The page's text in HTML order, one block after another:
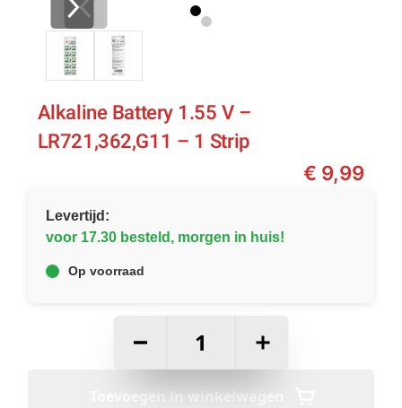
Alkaline Battery 1.55 V –
LR721,362,G11 – 1 Strip
€ 9,99
Levertijd:
voor 17.30 besteld, morgen in huis!
Op voorraad
+
Toevoegen in winkelwagen